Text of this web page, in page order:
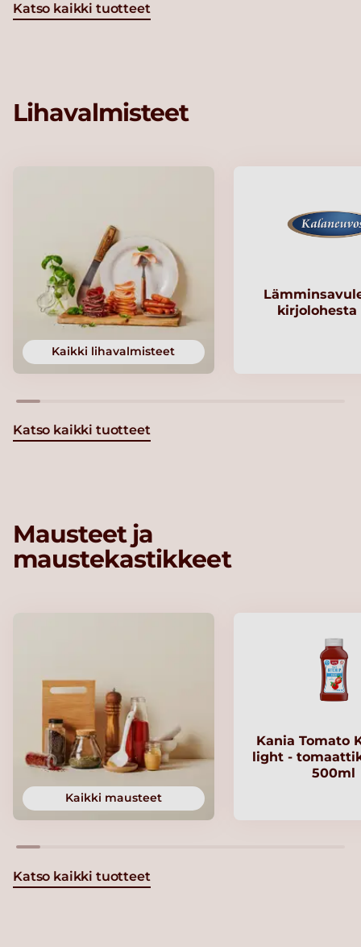
Katso kaikki tuotteet
Lihavalmisteet
Kaikki lihavalmisteet
kirjolohesta
Katso kaikki tuotteet
Mausteet ja
maustekastikkeet
Kaikki mausteet
Kania Tomato
light -
500ml
Katso kaikki tuotteet